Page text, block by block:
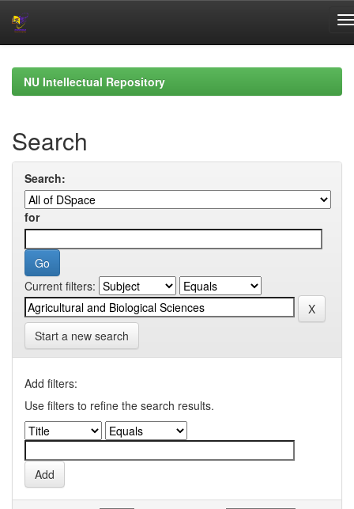
navigationNU Intellectual Repository
Search
Search:
for
Current filters:
Start a new search
Add filters:
Use filters to refine the search results.